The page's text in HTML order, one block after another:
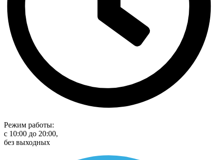
Режим работы:
с 10:00 до 20:00,
без выходных